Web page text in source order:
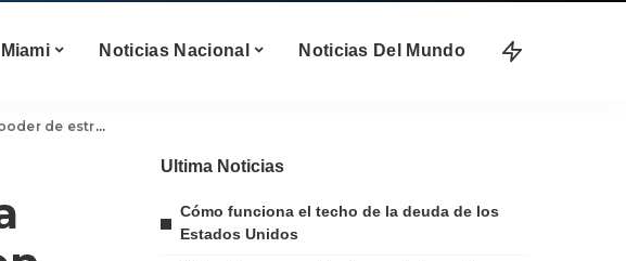
Miami Noticias Nacional Noticias Del Mundo
de estrella
Ultima Noticias
Cómo funciona el techo de la deuda de los
Estados Unidos